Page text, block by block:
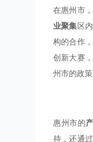
在惠州市，
业聚集区
构的合作
创新大赛
州市的政
惠州市的
持，还通